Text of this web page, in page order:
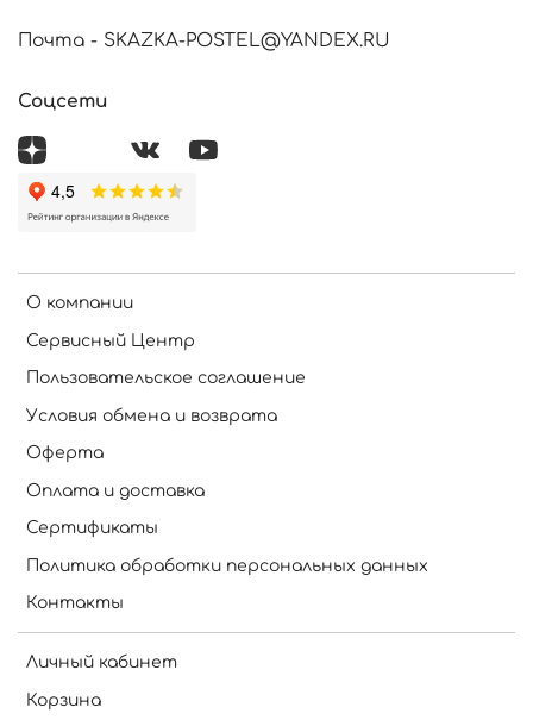
О компании
Сервисный Центр
Пользовательское соглашение
Условия обмена и возврата
Оферта
Оплата и доставка
Сертификаты
Политика обработки персональных данных
Контакты
Личный кабинет
Корзина
Почта - SKAZKA-POSTEL@YANDEX.RU
Соцсети